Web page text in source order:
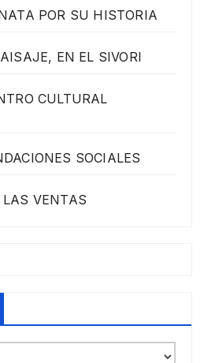
POR SU HISTORIA
EN EL SIVORI
CULTURAL
SOCIALES
VENTAS